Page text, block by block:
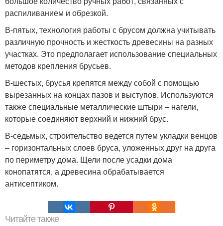
распиливанием и обрезкой.
В-пятых, технология работы с брусом должна учитывать
различную прочность и жесткость древесины на разных
участках. Это предполагает использование специальных
методов крепления брусьев.
В-шестых, брусья крепятся между собой с помощью
вырезанных на концах пазов и выступов. Используются
также специальные металлические штыри – нагели,
которые соединяют верхний и нижний брус.
В-седьмых, строительство ведется путем укладки венцов
– горизонтальных слоев бруса, уложенных друг на друга
по периметру дома. Щели после усадки дома
конопатятся, а древесина обрабатывается
антисептиком.
Читайте также